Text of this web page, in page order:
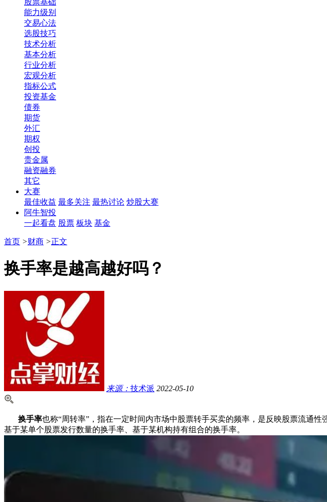
股票基础
能力级别
交易心法
选股技巧
技术分析
基本分析
行业分析
宏观分析
指标公式
投资基金
债券
期货
外汇
期权
创投
贵金属
融资融券
其它
大赛
最佳收益 最多关注 最热讨论 炒股大赛
阿牛智投
一起看盘 股票 板块 基金
首页 >财商 >正文
换手率是越高越好吗？
来源： 技术派 2022-05-10
换手率也称“周转率”，指在一定时间内市场中股票转手买卖的频率，是反映股票流通
基于某单个股票发行数量的换手率、基于某机构持有组合的换手率。